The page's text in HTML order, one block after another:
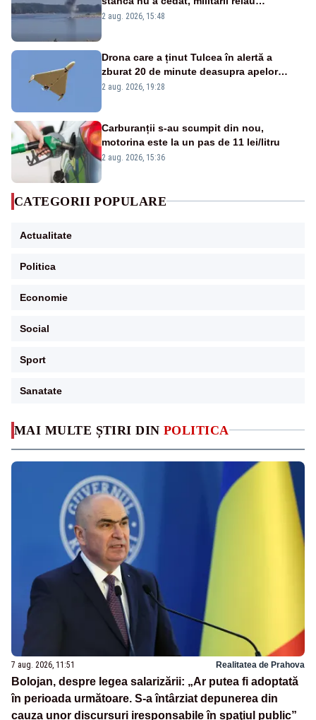
MAI MULTE ȘTIRI DIN POLITICA
7 aug. 2026, 11:51 Realitatea de Prahova
Bolojan, despre legea salarizării: „Ar putea fi adoptată
în perioada următoare. S-a întârziat depunerea din
cauza unor discursuri iresponsabile în spaţiul public”
detonările luni – VIDEO
2 aug. 2026, 15:48
Drona care a ținut Tulcea în alertă a
zburat 20 de minute deasupra apelor
României. Au fost ridicate două F-16
2 aug. 2026, 19:28
Carburanții s-au scumpit din nou,
motorina este la un pas de 11 lei/litru
2 aug. 2026, 15:36
CATEGORII POPULARE
Actualitate
Politica
Economie
Social
Sport
Sanatate